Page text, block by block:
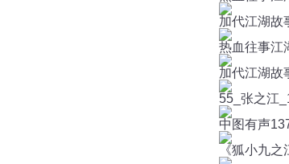
加代江湖故
热血往事江
加代江湖故
55_张之江
中图有声
《狐小九